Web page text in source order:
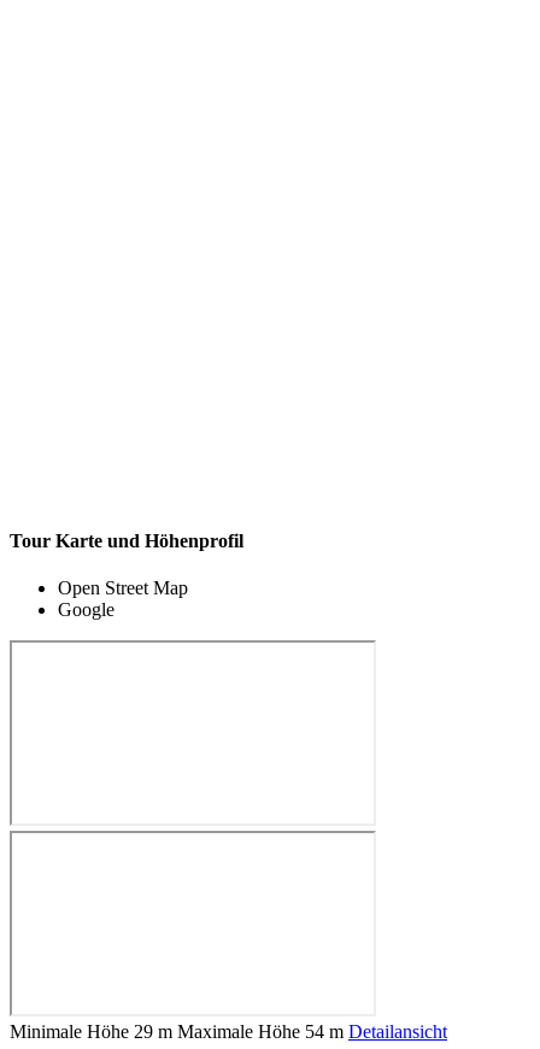
Tour Karte und Höhenprofil
Open Street Map
Google
Minimale Höhe 29 m Maximale Höhe 54 m Detailansicht